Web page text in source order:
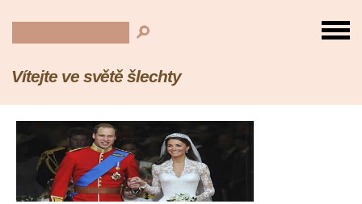
Vítejte ve světě šlechty